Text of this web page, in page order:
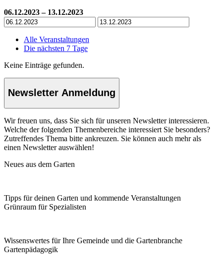
06.12.2023 – 13.12.2023
Alle Veranstaltungen
Die nächsten 7 Tage
Keine Einträge gefunden.
Newsletter Anmeldung
Wir freuen uns, dass Sie sich für unseren Newsletter interessieren.
Welche der folgenden Themenbereiche interessiert Sie besonders?
Zutreffendes Thema bitte ankreuzen. Sie können auch mehr als
einen Newsletter auswählen!
Neues aus dem Garten
Tipps für deinen Garten und kommende Veranstaltungen
Grünraum für Spezialisten
Wissenswertes für Ihre Gemeinde und die Gartenbranche
Garten­pädagogik